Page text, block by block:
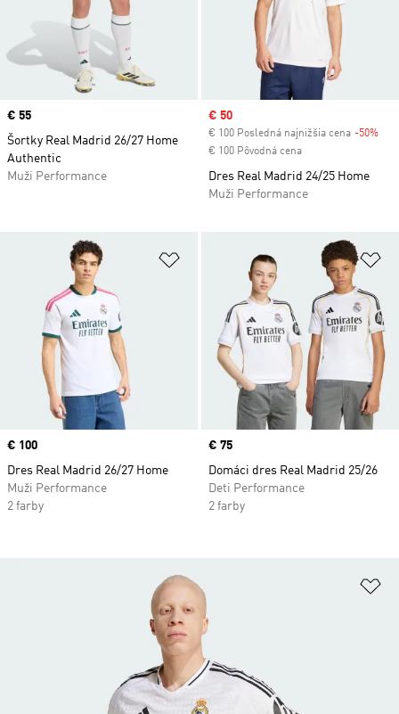
Price
€ 55
Šortky Real Madrid 26/27 Home
Authentic
Muži Performance
Sale price
€ 50
€ 100 Posledná najnižšia cena -50%
€ 100 Pôvodná cena
Dres Real Madrid 24/25 Home
Muži Performance
Pridať do zoznamu želaných
Price
€ 100
Dres Real Madrid 26/27 Home
Muži Performance
2 farby
Price
€ 75
Domáci dres Real Madrid 25/26
Deti Performance
2 farby